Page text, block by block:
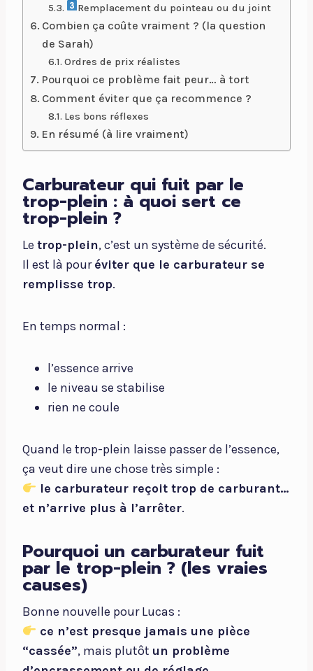
Remplacement du pointeau ou du joint
Combien ça coûte vraiment ? (la question
de Sarah)
Ordres de prix réalistes
Pourquoi ce problème fait peur… à tort
Comment éviter que ça recommence ?
Les bons réflexes
En résumé (à lire vraiment)
Carburateur qui fuit par le
trop-plein : à quoi sert ce
trop-plein ?
Le trop-plein, c’est un système de sécurité.
Il est là pouréviter que le carburateur se
remplisse trop.
En temps normal :
l’essence arrive
le niveau se stabilise
rien ne coule
Quand le trop-plein laisse passer de l’essence,
ça veut dire une chose très simple :
le carburateur reçoit trop de carburant…
et n’arrive plus à l’arrêter.
Pourquoi un carburateur fuit
par le trop-plein ? (les vraies
causes)
Bonne nouvelle pour Lucas :
ce n’est presque jamais une pièce
“cassée”, mais plutôt un problème